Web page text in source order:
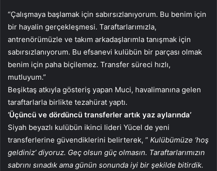
“Çalışmaya başlamak için sabırsızlanıyorum. Bu benim için
bir hayalin gerçekleşmesi. Taraftarlarımızla,
antrenörümüzle ve takım arkadaşlarımla tanışmak için
sabırsızlanıyorum. Bu efsanevi kulübün bir parçası olmak
benim için paha biçilemez. Transfer süreci hızlı,
mutluyum.”
Beşiktaş atkıyla gösteriş yapan Muci, havalimanına gelen
taraftarlarla birlikte tezahürat yaptı.
‘Üçüncü ve dördüncü transferler artık yaz aylarında’
Siyah beyazlı kulübün ikinci lideri Yücel de yeni
transferlerine güvendiklerini belirterek, ” Kulübümüze ‘hoş
geldiniz’ diyoruz. Geç olsun güç olmasın. Taraftarlarımızın
sabrını sınadık ama günün sonunda iyi bir şekilde bitirdik.